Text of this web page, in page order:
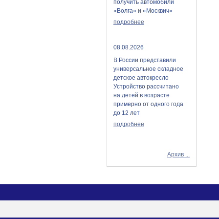
получить автомобили
«Волга» и «Москвич»
подробнее
08.08.2026
В России представили
универсальное складное
детское автокресло
Устройство рассчитано
на детей в возрасте
примерно от одного года
до 12 лет
подробнее
Архив ...